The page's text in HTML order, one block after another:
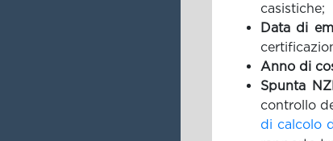
casistiche;
Data di
Anno di
Spunta
controllo
di calcolo